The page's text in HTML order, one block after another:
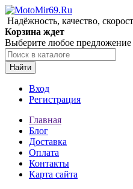
Надёжность, качество,
Корзина ждет
Выберите любое предложение
Найти
Вход
Регистрация
Главная
Блог
Доставка
Оплата
Контакты
Карта сайта